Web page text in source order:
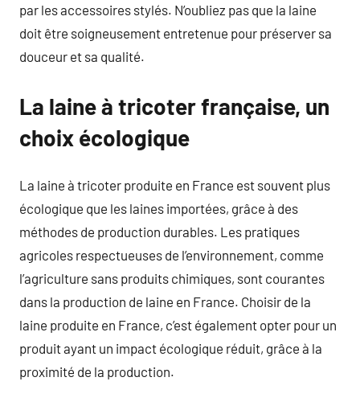
par les accessoires stylés. N’oubliez pas que la laine
doit être soigneusement entretenue pour préserver sa
douceur et sa qualité.
La laine à tricoter française, un
choix écologique
La laine à tricoter produite en France est souvent plus
écologique que les laines importées, grâce à des
méthodes de production durables. Les pratiques
agricoles respectueuses de l’environnement, comme
l’agriculture sans produits chimiques, sont courantes
dans la production de laine en France. Choisir de la
laine produite en France, c’est également opter pour un
produit ayant un impact écologique réduit, grâce à la
proximité de la production.